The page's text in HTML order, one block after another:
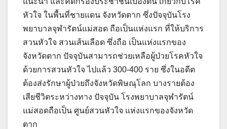
หัวใจ ในพื้นที่ชายแดน จังหวัดตาก ซึ่งปัจจุบันโรง
พยาบาลจุฬารัตน์แม่สอด ถือเป็นแห่งแรก ที่ให้บริการ
สวนหัวใจ สวนเส้นเลือด ซึ่งถือ เป็นแห่งแรกของ
จังหวัดตาก ปัจจุบันสามารถช่วยเหลือผู้ป่วยโรคหัวใจ
ด้วยการสวนหัวใจ ไปแล้ว 300-400 ราย ซึ่งในอดีต
ต้องส่งรักษาผู้ป่วยถึงจังหวัดพิษณุโลก บางรายต้อง
เสียชีวิตระหว่างทาง ปัจจุบัน โรงพยาบาลจุฬารัตน์
แม่สอดถือเป็น ศูนย์สวนหัวใจ แห่งแรกของจังหวัด
ตาก